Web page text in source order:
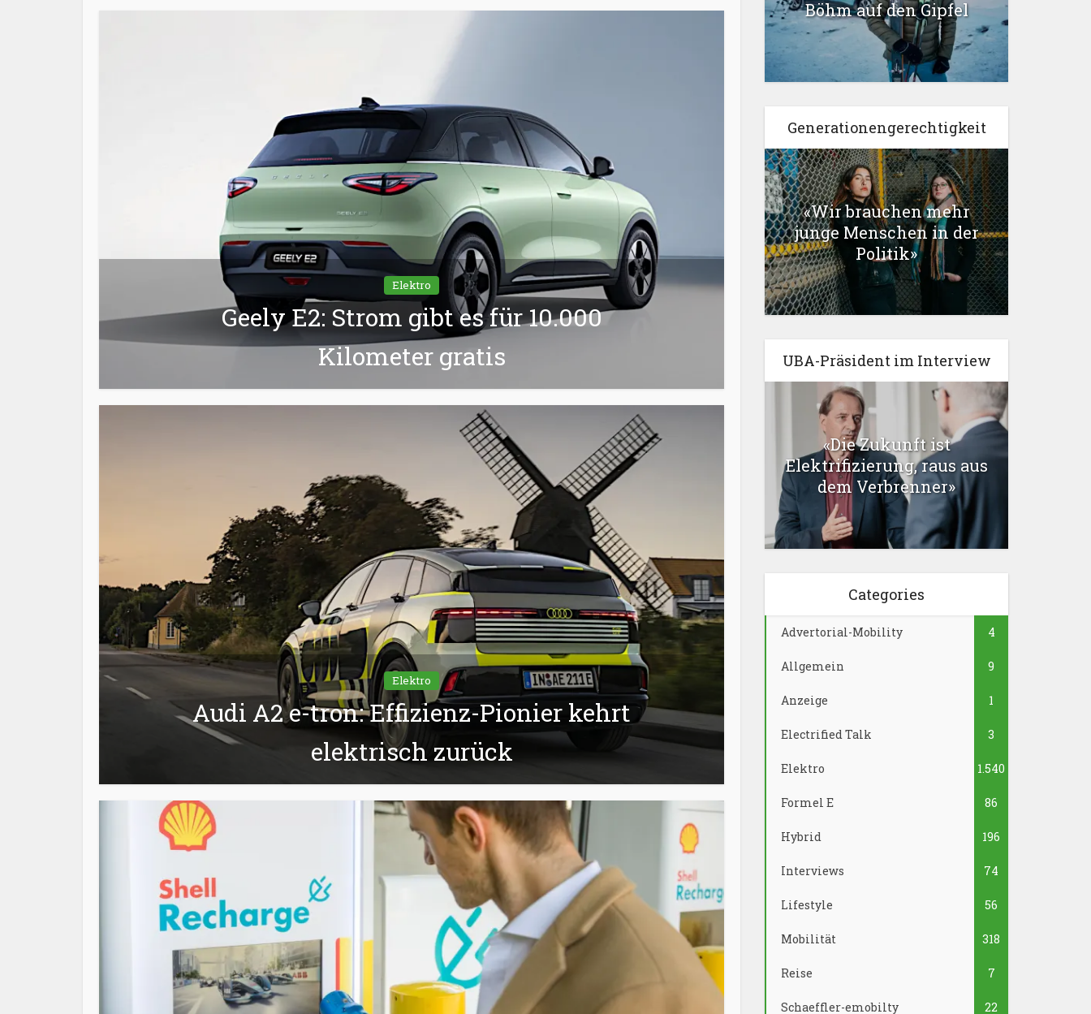
Elektro
Geely E2: Strom gibt es für 10.000
Kilometer gratis
Elektro
Audi A2 e-tron: Effizienz-Pionier kehrt
elektrisch zurück
Böhm auf den Gipfel
Generationengerechtigkeit
«Wir brauchen mehr
junge Menschen in der
Politik»
UBA-Präsident im Interview
«Die Zukunft ist
Elektrifizierung, raus aus
dem Verbrenner»
Categories
Advertorial-Mobility 4
Allgemein 9
Anzeige 1
Electrified Talk 3
Elektro 1.540
Formel E 86
Hybrid 196
Interviews 74
Lifestyle 56
Mobilität 318
Reise 7
Schaeffler-emobilty 22